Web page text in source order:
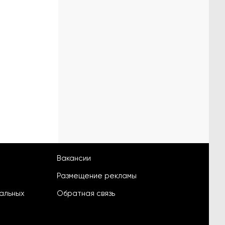
Вакансии
Размещение рекламы
Обратная связь